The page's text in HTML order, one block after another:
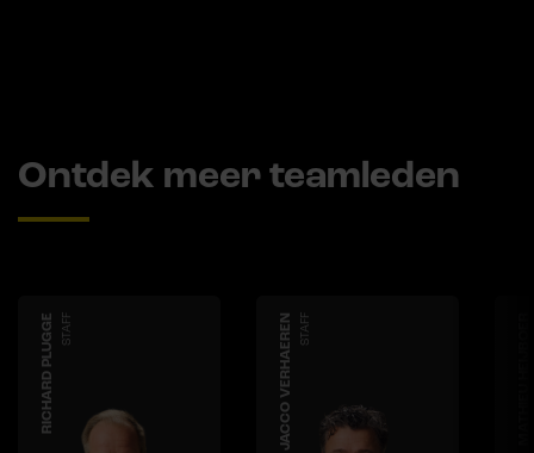
Ontdek meer teamleden
RICHARD PLUGGE STAFF JACCO VERHAEREN STAFF